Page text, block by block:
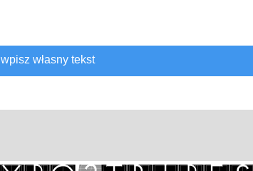
wpisz własny tekst